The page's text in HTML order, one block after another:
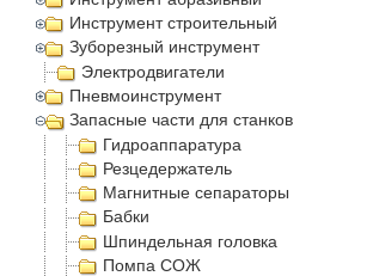
Инструмент строительный
Зуборезный инструмент
Электродвигатели
Пневмоинструмент
Запасные части для станков
Гидроаппаратура
Резцедержатель
Магнитные сепараторы
Бабки
Шпиндельная головка
Помпа СОЖ